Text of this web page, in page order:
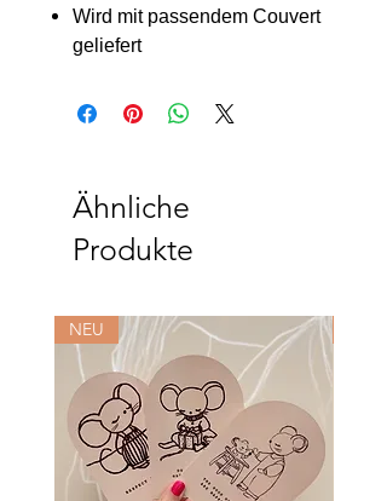
Wird mit passendem Couvert
geliefert
Ähnliche
Produkte
NEU